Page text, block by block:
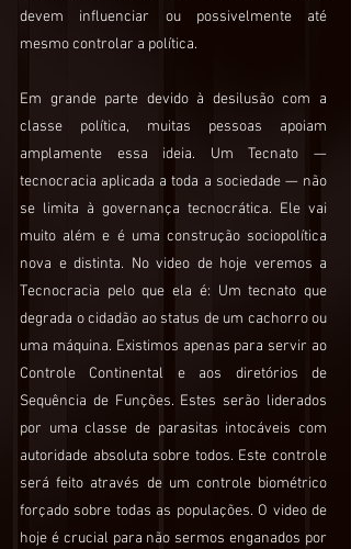
devem influenciar ou possivelmente até
mesmo controlar a política.
Em grande parte devido à desilusão com a
classe política, muitas pessoas apoiam
amplamente essa ideia. Um Tecnato —
tecnocracia aplicada a toda a sociedade — não
se limita à governança tecnocrática. Ele vai
muito além e é uma construção sociopolítica
nova e distinta. No video de hoje veremos a
Tecnocracia pelo que ela é: Um tecnato que
degrada o cidadão ao status de um cachorro ou
uma máquina. Existimos apenas para servir ao
Controle Continental e aos diretórios de
Sequência de Funções. Estes serão liderados
por uma classe de parasitas intocáveis ​​com
autoridade absoluta sobre todos. Este controle
será feito através de um controle biométrico
forçado sobre todas as populações. O video de
hoje é crucial para não sermos enganados por